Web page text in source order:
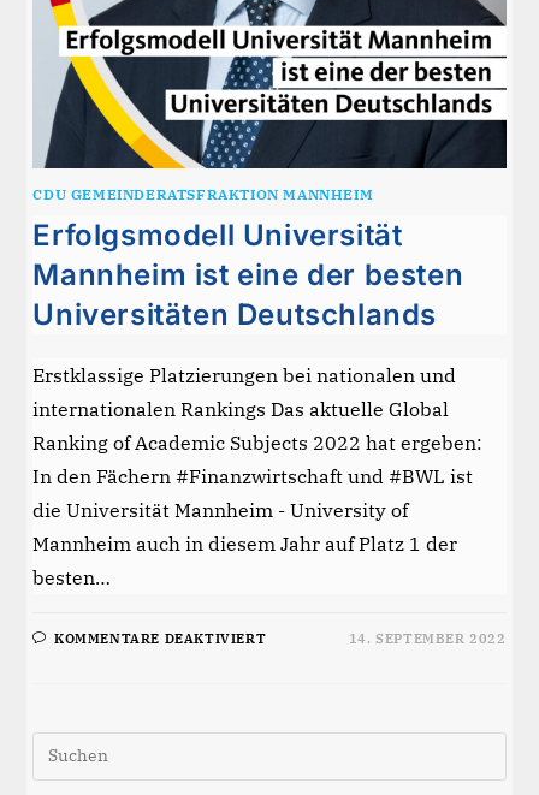
CDU GEMEINDERATSFRAKTION MANNHEIM
Erfolgsmodell Universität
Mannheim ist eine der besten
Universitäten Deutschlands
Erstklassige Platzierungen bei nationalen und
internationalen Rankings Das aktuelle Global
Ranking of Academic Subjects 2022 hat ergeben:
In den Fächern #Finanzwirtschaft und #BWL ist
die Universität Mannheim - University of
Mannheim auch in diesem Jahr auf Platz 1 der
besten…
KOMMENTARE DEAKTIVIERTFÜR
DER
DEUTSCHLANDS
14. SEPTEMBER 2022